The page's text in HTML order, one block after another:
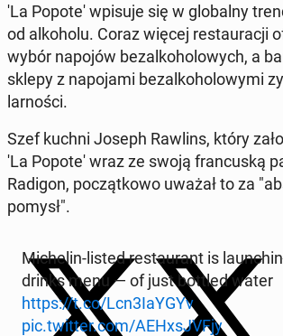
'La Popote' wpisuje się w glo­bal­ny
od al­ko­ho­lu. Coraz więcej re­stau­ra­cji
wybór napojów bez­al­ko­ho­lo­wych, a
sklepy z na­po­ja­mi bez­al­ko­ho­lo­wy­mi
lar­no­ści.
Szef kuchni Joseph Rawlins, który
'La Popote' wraz ze swoją fran­cu­ską
Radigon, po­cząt­ko­wo uważał to za
pomysł".
Mi­che­lin-listed re­stau­rant is
drinks menu — of just bottled water
https://t.co/Lcn3IaYGYv
pic.twitter.com/AEHxsJVFjy